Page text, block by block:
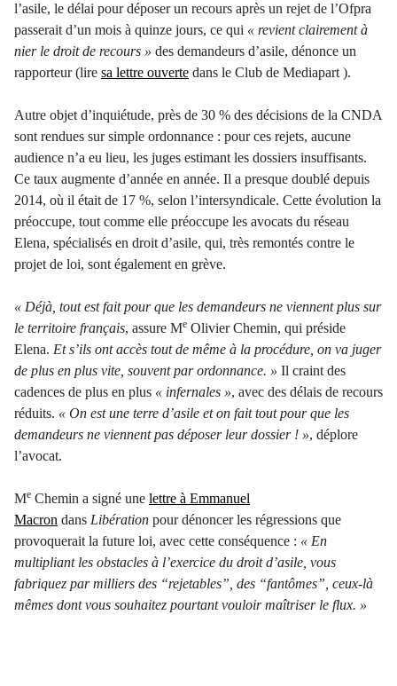
l’asile, le délai pour déposer un recours après un rejet de l’Ofpra
passerait d’un mois à quinze jours, ce qui « revient clairement à
nier le droit de recours » des demandeurs d’asile, dénonce un
rapporteur(lire sa lettre ouverte dans le Club de Mediapart ).
Autre objet d’inquiétude, près de 30 % des décisions de la CNDA
sont rendues sur simple ordonnance : pour ces rejets, aucune
audience n’a eu lieu, les juges estimant les dossiers insuffisants.
Ce taux augmente d’année en année. Il a presque doublé depuis
2014, où il était de 17 %, selon l’intersyndicale. Cette évolution la
préoccupe, tout comme elle préoccupe les avocats du réseau
Elena, spécialisés en droit d’asile, qui, très remontés contre le
projet de loi, sont également en grève.
« Déjà, tout est fait pour que les demandeurs ne viennent plus sur
le territoire français, assure Me Olivier Chemin, qui préside
Elena. Et s’ils ont accès tout de même à la procédure, on va juger
de plus en plus vite, souvent par ordonnance. » Il craint des
cadences de plus en plus « infernales », avec des délais de recours
réduits. « On est une terre d’asile et on fait tout pour que les
demandeurs ne viennent pas déposer leur dossier ! », déplore
l’avocat.
Me Chemin a signé une lettre à Emmanuel
Macron dans Libération pour dénoncer les régressions que
provoquerait la future loi, avec cette conséquence : « En
multipliant les obstacles à l’exercice du droit d’asile, vous
fabriquez par milliers des “rejetables” , des “fantômes” , ceux-là
mêmes dont vous souhaitez pourtant vouloir maîtriser le flux. »